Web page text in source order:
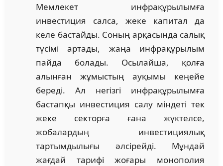
Мемлекет инфрақұрылымға
инвестиция салса, жеке капитал да
келе бастайды. Соның арқасында салық
түсімі артады, жаңа инфрақұрылым
пайда болады. Осылайша, қолға
алынған жұмыстың ауқымы кеңейе
береді. Ал негізгі инфрақұрылымға
бастапқы инвестиция салу міндеті тек
жеке секторға ғана жүктелсе,
жобалардың инвестициялық
тартымдылығы әлсірейді. Мұндай
жағдай тарифі жоғары монополия